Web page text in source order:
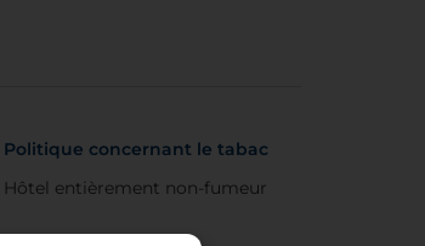
Politique concernant le tabac
Hôtel entièrement non-fumeur